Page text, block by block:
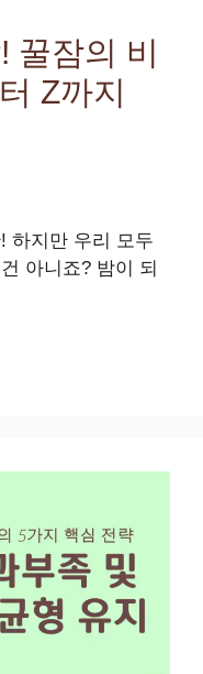
꿀잠의 비
Z까지
하지만 우리 모두
아니죠? 밤이 되